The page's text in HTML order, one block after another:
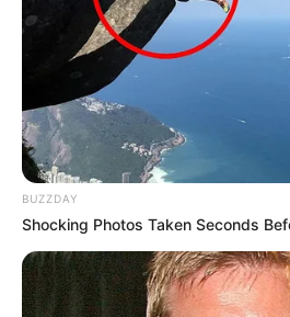
BUZZDAY
Shocking Photos Taken Seconds